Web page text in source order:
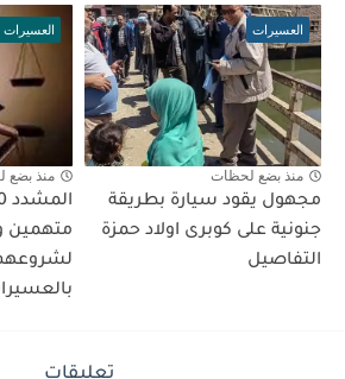
العسيرات
منذ بضع لحظات
مجهول يقود سيارة بطريقة
جنونية على كوبرى اولاد حمزة
التفاصيل
العسيرات
منذ بضع
متهمين
تعليقات